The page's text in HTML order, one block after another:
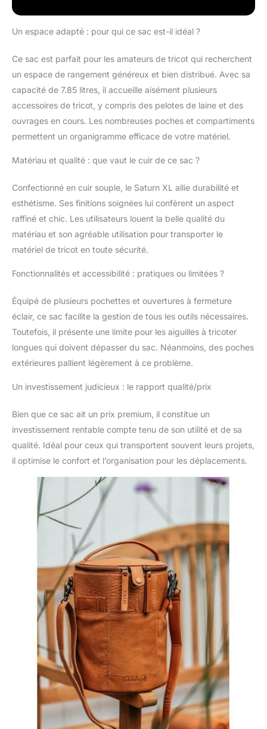
Un espace adapté : pour qui ce sac est-il idéal ?
Ce sac est parfait pour les amateurs de tricot qui recherchent
un espace de rangement généreux et bien distribué. Avec sa
capacité de 7.85 litres, il accueille aisément plusieurs
accessoires de tricot, y compris des pelotes de laine et des
ouvrages en cours. Les nombreuses poches et compartiments
permettent un organigramme efficace de votre matériel.
Matériau et qualité : que vaut le cuir de ce sac ?
Confectionné en cuir souple, le Saturn XL allie durabilité et
esthétisme. Ses finitions soignées lui confèrent un aspect
raffiné et chic. Les utilisateurs louent la belle qualité du
matériau et son agréable utilisation pour transporter le
matériel de tricot en toute sécurité.
Fonctionnalités et accessibilité : pratiques ou limitées ?
Équipé de plusieurs pochettes et ouvertures à fermeture
éclair, ce sac facilite la gestion de tous les outils nécessaires.
Toutefois, il présente une limite pour les aiguilles à tricoter
longues qui doivent dépasser du sac. Néanmoins, des poches
extérieures pallient légèrement à ce problème.
Un investissement judicieux : le rapport qualité/prix
Bien que ce sac ait un prix premium, il constitue un
investissement rentable compte tenu de son utilité et de sa
qualité. Idéal pour ceux qui transportent souvent leurs projets,
il optimise le confort et l’organisation pour les déplacements.